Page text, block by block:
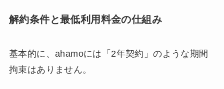
解約条件と最低利用料金の仕組み
基本的に、ahamoには「2年契約」のような期間
拘束はありません。